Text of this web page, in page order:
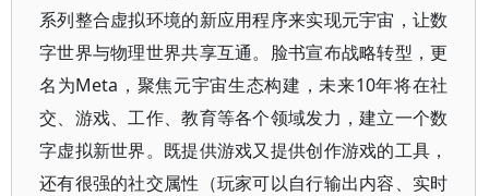
系列整合虚拟环境的新应用程序来实现元宇宙，让数
字世界与物理世界共享互通。脸书宣布战略转型，更
名为Meta，聚焦元宇宙生态构建，未来10年将在社
交、游戏、工作、教育等各个领域发力，建立一个数
字虚拟新世界。既提供游戏又提供创作游戏的工具，
还有很强的社交属性（玩家可以自行输出内容、实时